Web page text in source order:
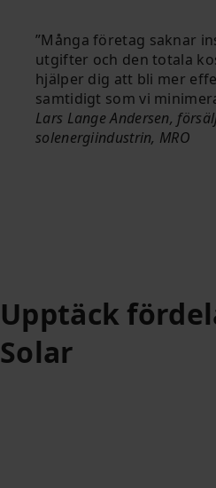
Många företag saknar
utgifter och den totala
hjälper dig att bli mer
samtidigt som vi
Lars Lange Andersen,
solenergiindustrin, MRO
Upptäck
Solar